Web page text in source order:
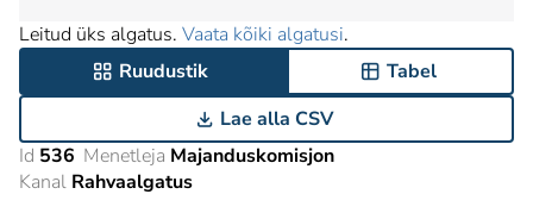
Leitud üks algatus. Vaata kõiki algatusi.
Ruudustik
Tabel
Lae alla CSV
Id 536 Menetleja Majanduskomisjon
Kanal Rahvaalgatus